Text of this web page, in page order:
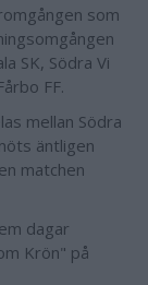
som
SK, Södra Vi
FF.
mellan Södra
äntligen
matchen
dagar
Krön" på